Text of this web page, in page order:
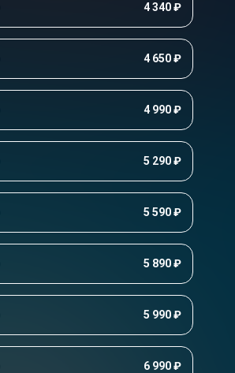
4 340 ₽
4 650 ₽
4 990 ₽
5 290 ₽
5 590 ₽
5 890 ₽
5 990 ₽
6 990 ₽